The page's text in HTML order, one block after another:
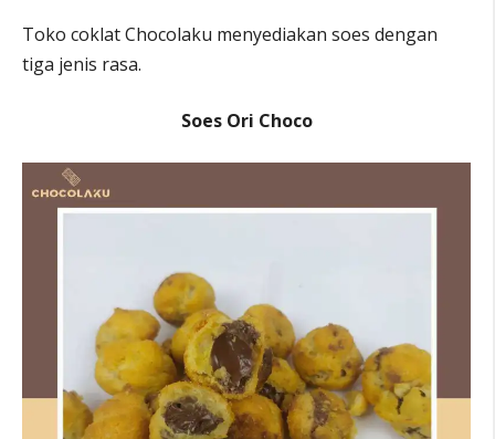
Toko coklat Chocolaku menyediakan soes dengan
tiga jenis rasa.
Soes Ori Choco